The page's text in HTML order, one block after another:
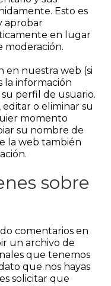
Esto es
aprobar
en lugar
moderación.
en nuestra web (si
la información
perfil de usuario.
o eliminar su
momento
su nombre de
la web también
sobre
comentarios en
un archivo de
que tenemos
que nos hayas
solicitar que